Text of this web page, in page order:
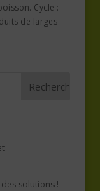
Cycle :
de larges
solutions !